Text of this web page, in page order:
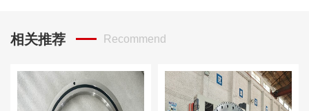
相关推荐 Recommend